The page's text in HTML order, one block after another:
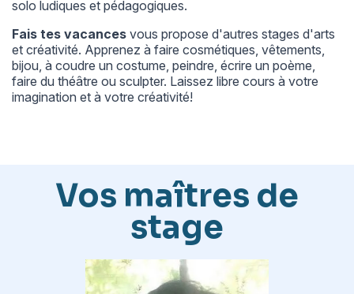
solo ludiques et pédagogiques.
Fais tes vacances vous propose d'autres stages d'arts
et créativité. Apprenez à faire cosmétiques, vêtements,
bijou, à coudre un costume, peindre, écrire un poème,
faire du théâtre ou sculpter. Laissez libre cours à votre
imagination et à votre créativité!
Vos maîtres de
stage